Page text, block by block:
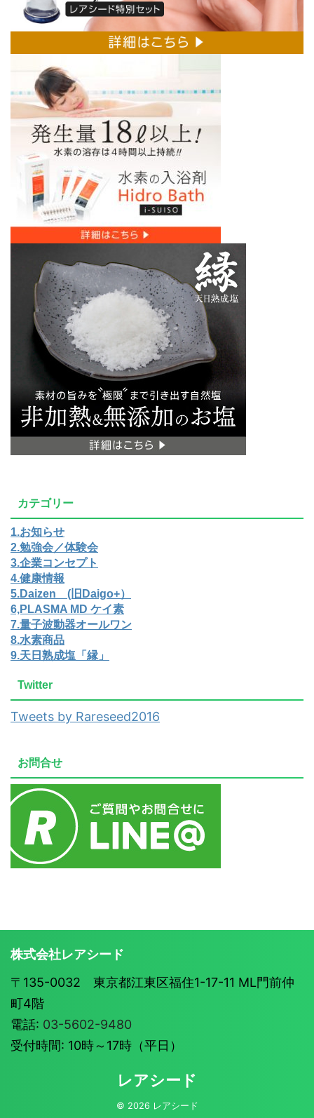
カテゴリー
1.お知らせ
2.勉強会／体験会
3.企業コンセプト
4.健康情報
5.Daizen (旧Daigo+）
6,PLASMA MD ケイ素
7.量子波動器オールワン
8.水素商品
9.天日熟成塩「縁」
Twitter
Tweets by Rareseed2016
お問合せ
株式会社レアシード
〒135-0032 東京都江東区福住1-17-11 ML門前仲
町4階
電話: 03-5602-9480
受付時間: 10時～17時（平日）
レアシード
© 2026 レアシード